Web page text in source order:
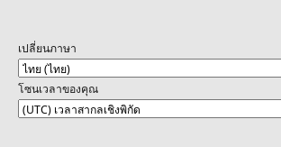
เปลี่ยนภาษา
โซนเวลาของคุณ